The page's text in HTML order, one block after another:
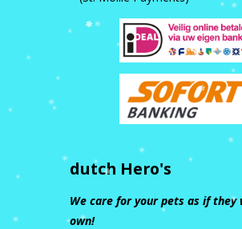
dutch Hero's
We care for your pets as if they
own!